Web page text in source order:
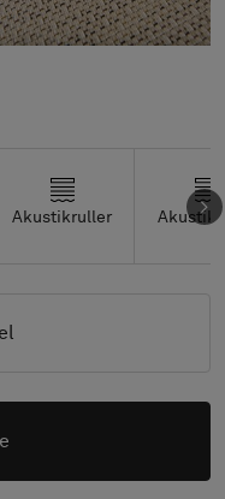
Akustikruller